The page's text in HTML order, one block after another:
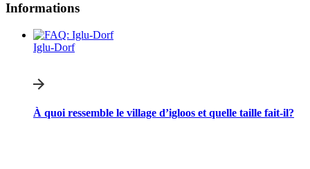
Informations
Iglu-Dorf
À quoi ressemble le village d’igloos et quelle taille fait-il?